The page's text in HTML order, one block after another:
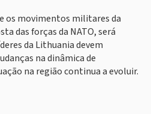
os movimentos militares da
das forças da NATO, será
da Lithuania devem
na dinâmica de
na região continua a evoluir.